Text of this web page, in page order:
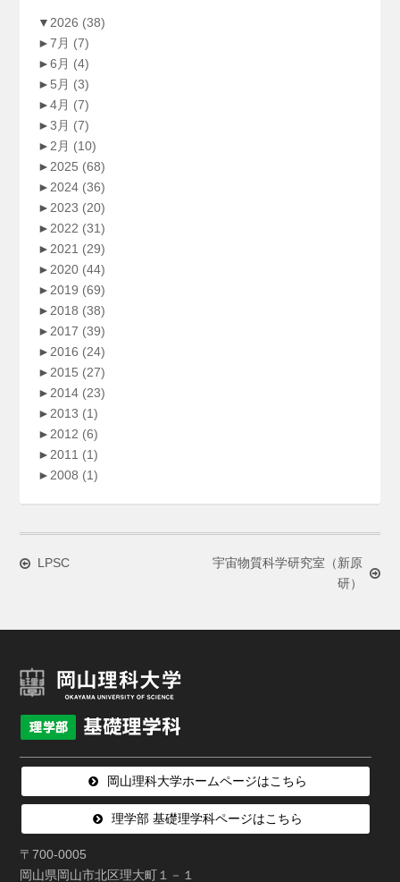
▼2026 (38)
►7月 (7)
►6月 (4)
► 5月 (3)
►4月 (7)
►3月 (7)
►2月 (10)
►2025 (68)
►2024 (36)
►2023 (20)
►2022 (31)
►2021 (29)
►2020 (44)
►2019 (69)
►2018 (38)
►2017 (39)
►2016 (24)
►2015 (27)
►2014 (23)
►2013 (1)
►2012 (6)
►2011 (1)
►2008 (1)
LPSC
宇宙物質科学研究室（新原
研）
岡山理科大学ホームページはこちら
理学部 基礎理学科ページはこちら
〒700-0005
岡山県岡山市北区理大町１－１